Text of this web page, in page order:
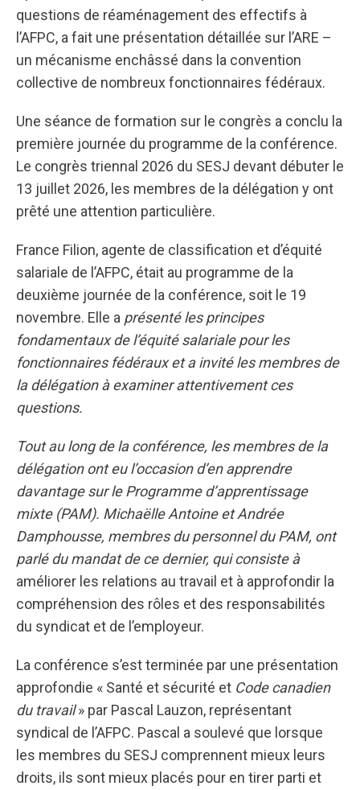
questions de réaménagement des effectifs à
l’AFPC, a fait une présentation détaillée sur l’ARE –
un mécanisme enchâssé dans la convention
collective de nombreux fonctionnaires fédéraux.
Une séance de formation sur le congrès a conclu la
première journée du programme de la conférence.
Le congrès triennal 2026 du SESJ devant débuter le
13 juillet 2026, les membres de la délégation y ont
prêté une attention particulière.
France Filion, agente de classification et d’équité
salariale de l’AFPC, était au programme de la
deuxième journée de la conférence, soit le 19
novembre. Elle a présenté les principes
fondamentaux de l’équité salariale pour les
fonctionnaires fédéraux et a invité les membres de
la délégation à examiner attentivement ces
questions.
Tout au long de la conférence, les membres de la
délégation ont eu l’occasion d’en apprendre
davantage sur le Programme d’apprentissage
mixte (PAM). Michaëlle Antoine et Andrée
Damphousse, membres du personnel du PAM, ont
parlé du mandat de ce dernier, qui consiste à
améliorer les relations au travail et à approfondir la
compréhension des rôles et des responsabilités
du syndicat et de l’employeur.
La conférence s’est terminée par une présentation
approfondie « Santé et sécurité et Code canadien
du travail» par Pascal Lauzon, représentant
syndical de l’AFPC. Pascal a soulevé que lorsque
les membres du SESJ comprennent mieux leurs
droits, ils sont mieux placés pour en tirer parti et